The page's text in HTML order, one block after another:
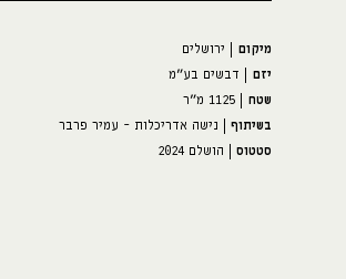
מיקום | ירושלים
יזם | דבשים בע"מ
שטח | 1125 מ"ר
בשיתוף | נישה אדריכלות - עמיר פרבר
סטטוס | הושלם 2024